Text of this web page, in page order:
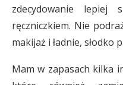
zdecydowanie
ręczniczkiem. Nie
makijaż i ładnie, słodko
Mam w zapasach kilka